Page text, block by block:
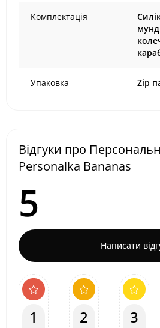
Комплектація
Упаковка Zip
Відгуки про
Personalka Bananas
5
Написати
1 2 3